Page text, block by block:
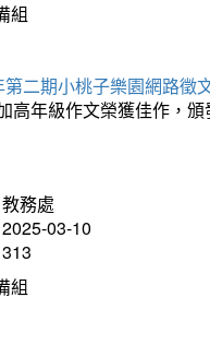
組
二期小桃子樂園網路徵
高年級作文榮獲佳作，
務處
03-10
組